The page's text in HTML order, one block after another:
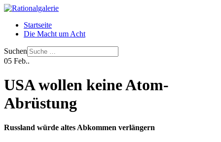
Startseite
Die Macht um Acht
Suchen
05 Feb..
USA wollen keine Atom-
Abrüstung
Russland würde altes Abkommen verlängern